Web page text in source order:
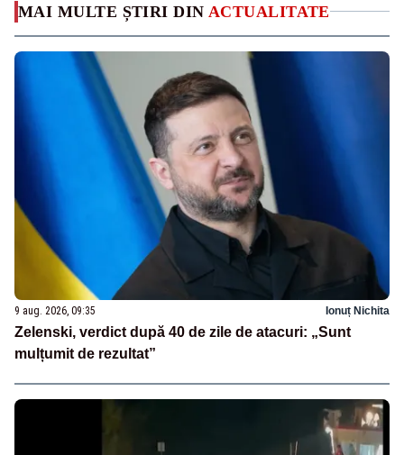
MAI MULTE ȘTIRI DIN ACTUALITATE
9 aug. 2026, 09:35 Ionuț Nichita
Zelenski, verdict după 40 de zile de atacuri: „Sunt
mulțumit de rezultat”